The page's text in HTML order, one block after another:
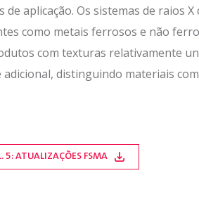
de aplicação. Os sistemas de raios
como metais ferrosos e não
com texturas relativamente
distinguindo materiais
5: ATUALIZAÇÕES FSMA